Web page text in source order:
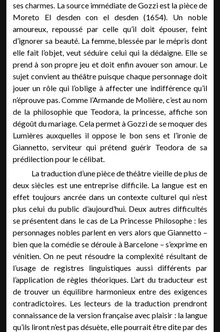
ses charmes. La source immédiate de Gozzi est la pièce de
Moreto El desden con el desden (1654). Un noble
amoureux, repoussé par celle qu’il doit épouser, feint
d’ignorer sa beauté. La femme, blessée par le mépris dont
elle fait l’objet, veut séduire celui qui la dédaigne. Elle se
prend à son propre jeu et doit enfin avouer son amour. Le
sujet convient au théâtre puisque chaque personnage doit
jouer un rôle qui l’oblige à affecter une indifférence qu’il
n’éprouve pas. Comme l’Armande de Molière, c’est au nom
de la philosophie que Teodora, la princesse, affiche son
dégoût du mariage. Cela permet à Gozzi de se moquer des
Lumières auxquelles il oppose le bon sens et l’ironie de
Giannetto, serviteur qui prétend guérir Teodora de sa
prédilection pour le célibat.
La traduction d’une pièce de théâtre vieille de plus de
deux siècles est une entreprise difficile. La langue est en
effet toujours ancrée dans un contexte culturel qui n’est
plus celui du public d’aujourd’hui. Deux autres difficultés
se présentent dans le cas de La Princesse Philosophe : les
personnages nobles parlent en vers alors que Giannetto –
bien que la comédie se déroule à Barcelone – s’exprime en
vénitien. On ne peut résoudre la complexité résultant de
l’usage de registres linguistiques aussi différents par
l’application de règles théoriques. L’art du traducteur est
de trouver un équilibre harmonieux entre des exigences
contradictoires. Les lecteurs de la traduction prendront
connaissance de la version française avec plaisir : la langue
qu’ils liront n’est pas désuète, elle pourrait être dite par des